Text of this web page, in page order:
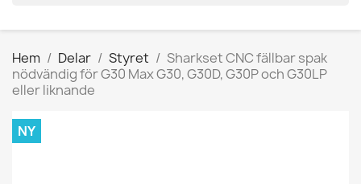
Hem Delar Styret
Sharkset CNC fällbar spak
nödvändig för G30 Max G30, G30D, G30P och G30LP
eller liknande
NY